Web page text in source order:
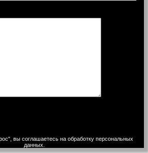
вы соглашаетесь на обработку персональных
данных.